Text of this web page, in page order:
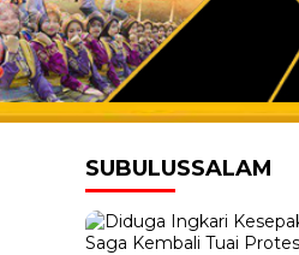
SUBULUSSALAM